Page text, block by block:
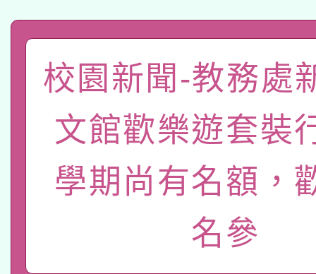
動」
關事宜
轉知教育部國民及學前
國立臺灣師範大學辦理
年度健康促進學校輔導
函轉國家教育研究院中
原住民族教育政策研討
族教育國際趨勢與發展
轉知教育部國民及學前
新北市政府教育局辦理
師專業成長研習實施計
方素養工作坊新北場」
函轉國立臺灣師範大學
族語言臺北學習中心
「族語學習班」招生簡
轉知有關國立成功大學
文教學共融平台-教案
教育部國民及學前教
年度COVID-19疫苗接
轉知經濟部水利署委託
校園新聞-教務處
文館歡樂遊套裝
學期尚有名額，
名參